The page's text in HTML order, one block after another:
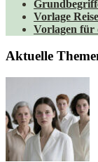
Vorlage
Vorlagen für
Aktuelle